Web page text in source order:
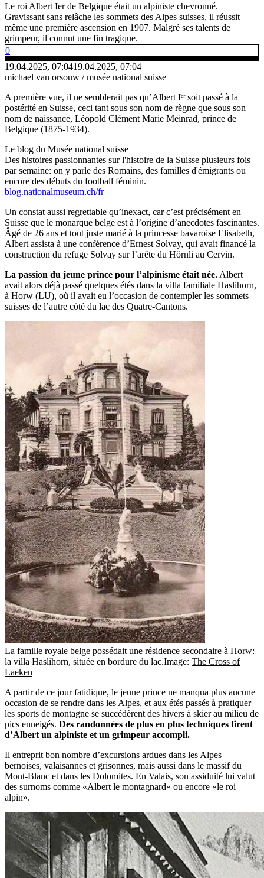
Le roi Albert Ier de Belgique était un alpiniste chevronné.
Gravissant sans relâche les sommets des Alpes suisses, il réussit
même une première ascension en 1907. Malgré ses talents de
grimpeur, il connut une fin tragique.
0
19.04.2025, 07:0419.04.2025, 07:04
michael van orsouw / musée national suisse
A première vue, il ne semblerait pas qu’Albert Iᵉʳ soit passé à la
postérité en Suisse, ceci tant sous son nom de règne que sous son
nom de naissance, Léopold Clément Marie Meinrad, prince de
Belgique (1875-1934).
Le blog du Musée national suisse
Des histoires passionnantes sur l'histoire de la Suisse plusieurs fois
par semaine: on y parle des Romains, des familles d'émigrants ou
encore des débuts du football féminin.
blog.nationalmuseum.ch/fr
Un constat aussi regrettable qu’inexact, car c’est précisément en
Suisse que le monarque belge est à l’origine d’anecdotes fascinantes.
Âgé de 26 ans et tout juste marié à la princesse bavaroise Elisabeth,
Albert assista à une conférence d’Ernest Solvay, qui avait financé la
construction du refuge Solvay sur l’arête du Hörnli au Cervin.
La passion du jeune prince pour l’alpinisme était née. Albert
avait alors déjà passé quelques étés dans la villa familiale Haslihorn,
à Horw (LU), où il avait eu l’occasion de contempler les sommets
suisses de l’autre côté du lac des Quatre-Cantons.
La famille royale belge possédait une résidence secondaire à Horw:
la villa Haslihorn, située en bordure du lac.Image: The Cross of
Laeken
A partir de ce jour fatidique, le jeune prince ne manqua plus aucune
occasion de se rendre dans les Alpes, et aux étés passés à pratiquer
les sports de montagne se succédèrent des hivers à skier au milieu de
pics enneigés. Des randonnées de plus en plus techniques firent
d’Albert un alpiniste et un grimpeur accompli.
Il entreprit bon nombre d’excursions ardues dans les Alpes
bernoises, valaisannes et grisonnes, mais aussi dans le massif du
Mont-Blanc et dans les Dolomites. En Valais, son assiduité lui valut
des surnoms comme «Albert le montagnard» ou encore «le roi
alpin».